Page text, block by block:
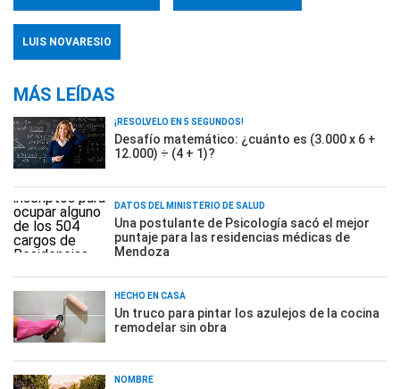
LUIS NOVARESIO
MÁS LEÍDAS
¡RESOLVELO EN 5 SEGUNDOS!
Desafío matemático: ¿cuánto es (3.000 x 6 +
12.000) ÷ (4 + 1)?
DATOS DEL MINISTERIO DE SALUD
Una postulante de Psicología sacó el mejor
puntaje para las residencias médicas de
Mendoza
HECHO EN CASA
Un truco para pintar los azulejos de la cocina
remodelar sin obra
NOMBRE